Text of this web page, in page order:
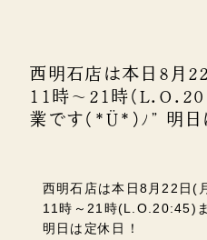
西明石店は本日8月
11時～21時
業です(*Ü*)ﾉ” 明日
西明石店は本日8月22日(
11時～21時(L.O.20:45)
明日は定休日！